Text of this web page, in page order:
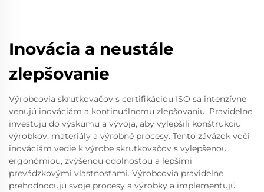
Inovácia a neustále
zlepšovanie
Výrobcovia skrutkovačov s certifikáciou ISO sa intenzívne
venujú inováciám a kontinuálnemu zlepšovaniu. Pravidelne
investujú do výskumu a vývoja, aby vylepšili konštrukciu
výrobkov, materiály a výrobné procesy. Tento záväzok voči
inováciám vedie k výrobe skrutkovačov s vylepšenou
ergonómiou, zvýšenou odolnosťou a lepšími
prevádzkovými vlastnosťami. Výrobcovia pravidelne
prehodnocujú svoje procesy a výrobky a implementujú